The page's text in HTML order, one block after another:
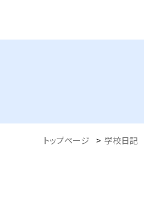
トップページ > 学校日記